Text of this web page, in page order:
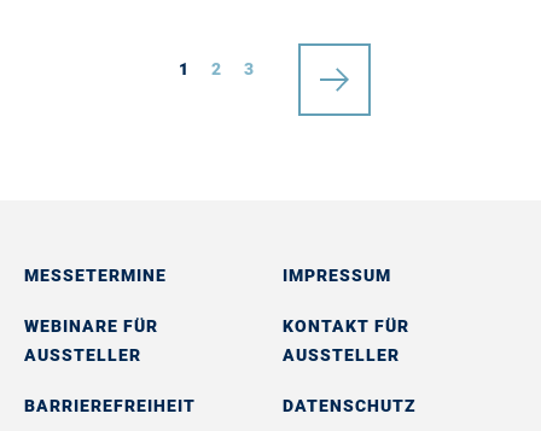
1 2 3
MESSETERMINE
WEBINARE FÜR
AUSSTELLER
BARRIEREFREIHEIT
IMPRESSUM
KONTAKT FÜR
AUSSTELLER
DATENSCHUTZ